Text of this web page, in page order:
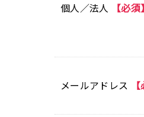
個人／法人 【必須】
メールアドレス